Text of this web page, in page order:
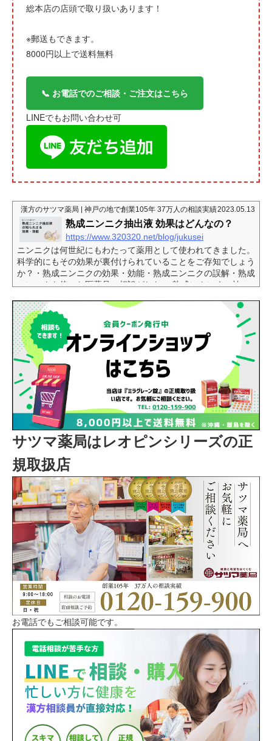
総本店の店頭で取り扱いあります！
※郵送もできます。
8000円以上で送料無料
📞 お電話でのご相談・ご注文はこちら
LINEでもお問い合わせ可
漢方のサツマ薬局 | 神戸の地で創業105年 37万人の相談実績2023.05.13
熟成ニンニク抽出液 効果はどんなの？
https://www.320320.net/blog/jukusei
ニンニクは何世紀にもわたって薬用として使われてきました。
科学的にもその効果が裏付けられていることをご存知でしょう
か？・熟成ニンニクの効果・効能・熟成ニンニクの誤解・熟成
ニンニクを使った医薬品の相談がしたい 熟成にんにくの効
ており、抗炎症作用や抗酸化作用があるのです。熟成ニンニク
は、生のニンニクを発酵させたもので、より強力で生物学的利
用価値の高いニンニクといえます。では、熟成ニンニクにはど
んな効果があるのでしょうか？まず、血圧を下げ、...
サツマ薬局はレオピンシリーズの正
規取扱店
お電話でもご相談可能です。